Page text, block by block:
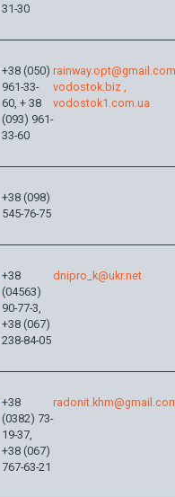
31-30
+38 (050)
961-33-
60, + 38
(093) 961-
33-60
rainway.opt@gmail.com
vodostok.biz ,
vodostok1.com.ua
+38 (098)
545-76-75
+38
(04563)
90-77-3,
+38 (067)
238-84-05
dnipro_k@ukr.net
+38
(0382) 73-
19-37,
+38 (067)
767-63-21